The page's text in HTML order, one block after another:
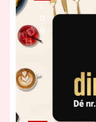
L
O
G